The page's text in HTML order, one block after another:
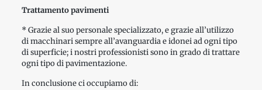
Trattamento pavimenti
* Grazie al suo personale specializzato, e grazie all’utilizzo
di macchinari sempre all’avanguardia e idonei ad ogni tipo
di superficie; i nostri professionisti sono in grado di trattare
ogni tipo di pavimentazione.
In conclusione ci occupiamo di: